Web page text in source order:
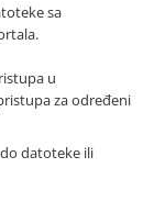
sa
u
za određeni
datoteke ili